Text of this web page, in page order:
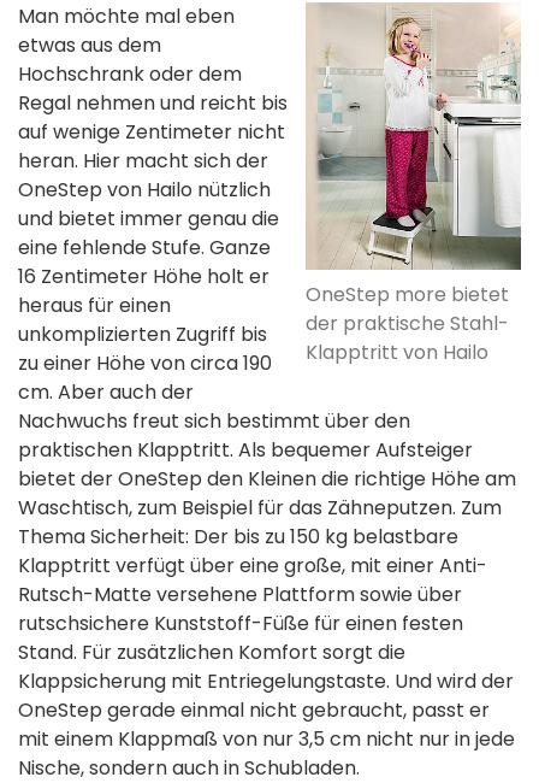
OneStep more bietet
der praktische Stahl-
Klapptritt von Hailo
Man möchte mal eben
etwas aus dem
Hochschrank oder dem
Regal nehmen und reicht bis
auf wenige Zentimeter nicht
heran. Hier macht sich der
OneStep von Hailo nützlich
und bietet immer genau die
eine fehlende Stufe. Ganze
16 Zentimeter Höhe holt er
heraus für einen
unkomplizierten Zugriff bis
zu einer Höhe von circa 190
cm. Aber auch der
Nachwuchs freut sich bestimmt über den
praktischen Klapptritt. Als bequemer Aufsteiger
bietet der OneStep den Kleinen die richtige Höhe am
Waschtisch, zum Beispiel für das Zähneputzen. Zum
Thema Sicherheit: Der bis zu 150 kg belastbare
Klapptritt verfügt über eine große, mit einer Anti-
Rutsch-Matte versehene Plattform sowie über
rutschsichere Kunststoff-Füße für einen festen
Stand. Für zusätzlichen Komfort sorgt die
Klappsicherung mit Entriegelungstaste. Und wird der
OneStep gerade einmal nicht gebraucht, passt er
mit einem Klappmaß von nur 3,5 cm nicht nur in jede
Nische, sondern auch in Schubladen.